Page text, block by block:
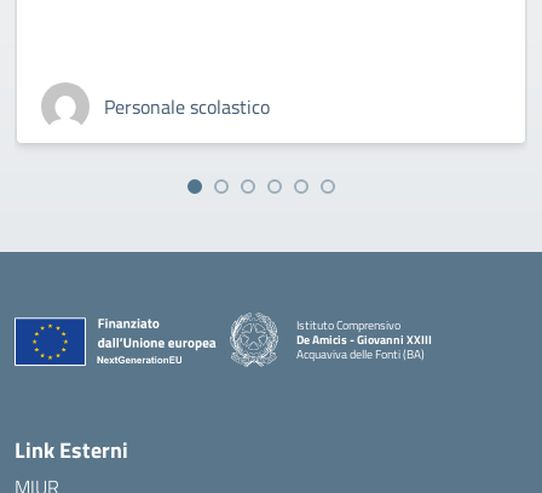
Personale scolastico
Istituto Comprensivo
De Amicis - Giovanni XXIII
Acquaviva delle Fonti (BA)
— Visita la pagina iniziale della scuola
Link Esterni
MIUR